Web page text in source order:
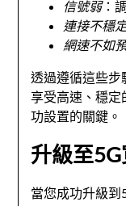
信號弱：
連接不穩
網速不如
透過遵循這些步
享受高速、穩定
功設置的關鍵。
升級至
當您成功升級